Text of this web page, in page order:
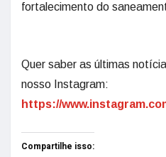
fortalecimento do
Quer saber as últimas
nosso Instagram:
https://
Compartilhe isso: